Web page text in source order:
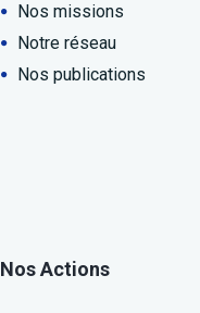
Nos missions
Notre réseau
Nos publications
Nos Actions